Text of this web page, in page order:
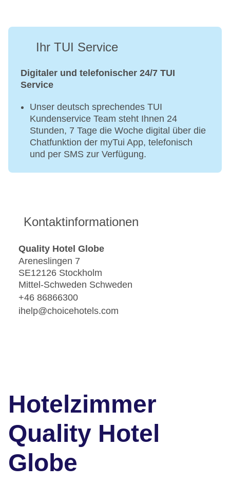
Ihr TUI Service
Digitaler und telefonischer 24/7 TUI
Service
Unser deutsch sprechendes TUI
Kundenservice Team steht Ihnen 24
Stunden, 7 Tage die Woche digital über die
Chatfunktion der myTui App, telefonisch
und per SMS zur Verfügung.
Kontaktinformationen
Quality Hotel Globe
Areneslingen 7
SE12126 Stockholm
Mittel-Schweden Schweden
+46 86866300
ihelp@choicehotels.com
Hotelzimmer
Quality Hotel
Globe